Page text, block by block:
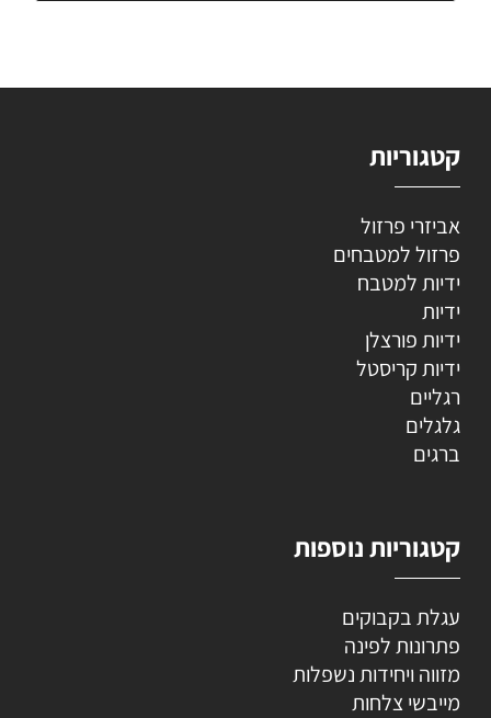
קטגוריות
אביזרי פרזול
פרזול למטבחים
ידיות למטבח
ידיות
ידיות פורצלן
ידיות קריסטל
רגליים
גלגלים
ברגים
קטגוריות נוספות
עגלת בקבוקים
פתרונות לפינה
מזווה ויחידות נשפלות
מייבשי צלחות